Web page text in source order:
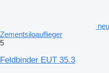
Zementsiloauflieger
5
Feldbinder EUT 35.3